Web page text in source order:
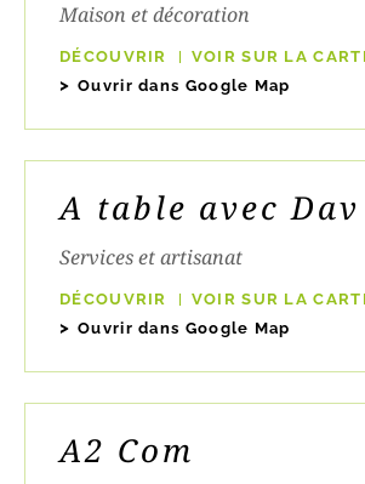
Maison et décoration
DÉCOUVRIR
VOIR SUR LA
Ouvrir dans Google Map
A table avec Dav
Services et artisanat
DÉCOUVRIR
VOIR SUR LA
Ouvrir dans Google Map
A2 Com